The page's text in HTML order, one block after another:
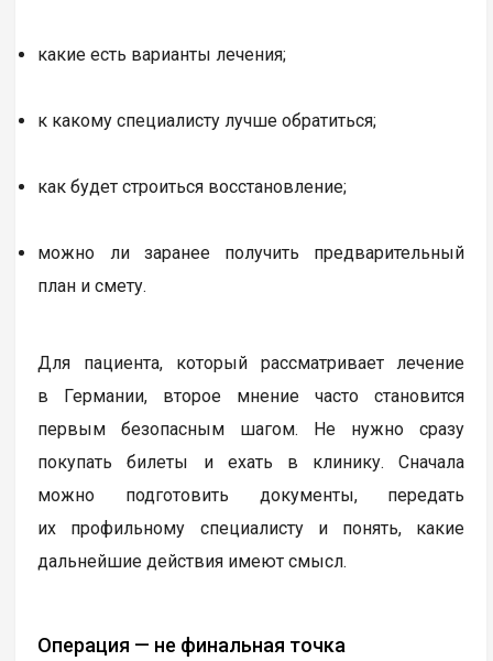
какие есть варианты лечения;
к какому специалисту лучше обратиться;
как будет строиться восстановление;
можно ли заранее получить предварительный
план и смету.
Для пациента, который рассматривает лечение
в Германии, второе мнение часто становится
первым безопасным шагом. Не нужно сразу
покупать билеты и ехать в клинику. Сначала
можно подготовить документы, передать
их профильному специалисту и понять, какие
дальнейшие действия имеют смысл.
Операция — не финальная точка